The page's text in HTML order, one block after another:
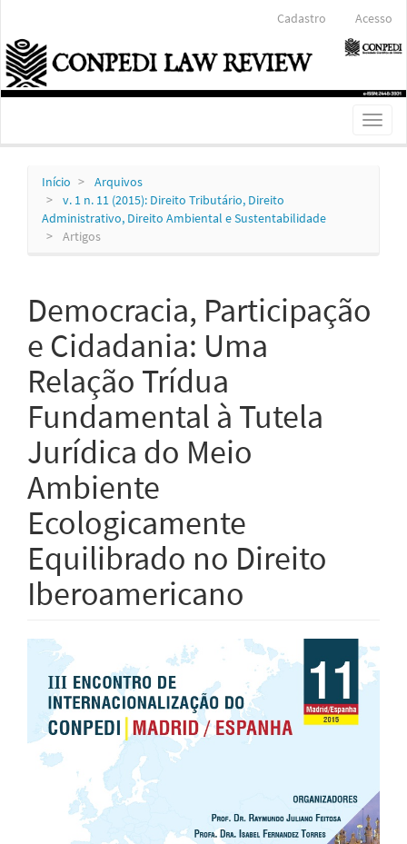
Conteúdo
principal
Barra
Lateral
Cadastro Acesso
Toggle
Início
Arquivos
v. 1 n. 11 (2015): Direito Tributário, Direito
Administrativo, Direito Ambiental e Sustentabilidade
Artigos
Democracia, Participação
e Cidadania: Uma
Relação Trídua
Fundamental à Tutela
Jurídica do Meio
Ambiente
Ecologicamente
Equilibrado no Direito
Iberoamericano
Barra
lateral
de
artigos